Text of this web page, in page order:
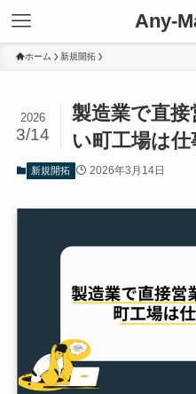
Any-
ホーム 新規開拓
製造業で直
い町工場は仕
2026
3/14
新規開拓 2026年3月14日